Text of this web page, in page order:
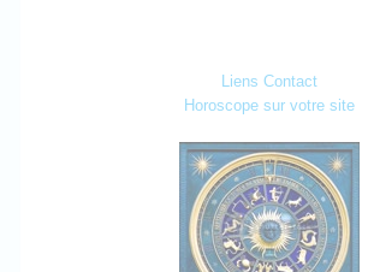
Liens Contact
Horoscope sur votre site